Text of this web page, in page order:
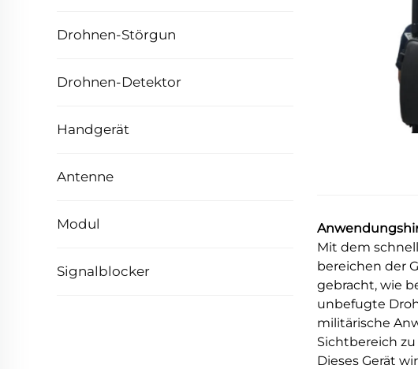
Drohnen-Störgun
Drohnen-Detektor
Handgerät
Antenne
Modul
Signalblocker
Mit dem
bereichen der
gebracht, wie
unbefugte
militärische
Sichtbereich
Dieses Gerät